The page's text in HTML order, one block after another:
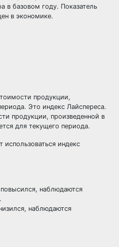
в базовом году. Показатель
в экономике.
продукции,
Это индекс Лайспереса.
продукции, произведенной в
для текущего периода.
индекс
наблюдаются
наблюдаются